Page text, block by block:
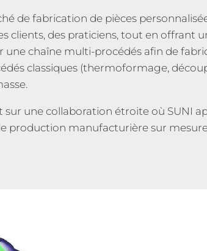
de fabrication de pièces
clients, des praticiens, tout en offrant
une chaîne multi-procédés afin de
classiques (thermoformage,
sur une collaboration étroite où SUNI
production manufacturière sur